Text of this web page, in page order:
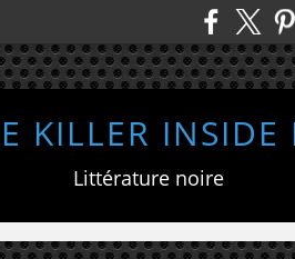
KILLER INSIDE
Littérature noire